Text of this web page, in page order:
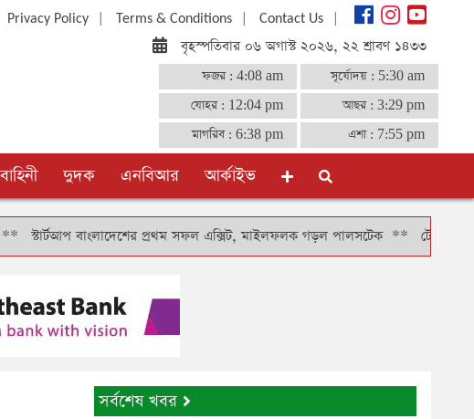
Privacy Policy| Terms & Conditions| Contact Us|
বৃহস্পতিবার ০৬ অগাস্ট ২০২৬, ২২ শ্রাবণ ১৪৩৩
ফজর : 4:08 am সূর্যোদয় : 5:30 am
যোহর : 12:04 pm আছর : 3:29 pm
মাগরিব : 6:38 pm এশা : 7:55 pm
দুদক এনবিআর আর্কাইভ
বাংলাদেশের প্রথম সফল এক্সিট, মাইলফলক গড়ল পালসটেক **টোকিওতে
সর্বশেষ খবর